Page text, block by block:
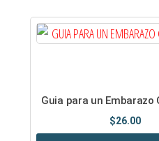
Guia para un Embarazo
$26.00